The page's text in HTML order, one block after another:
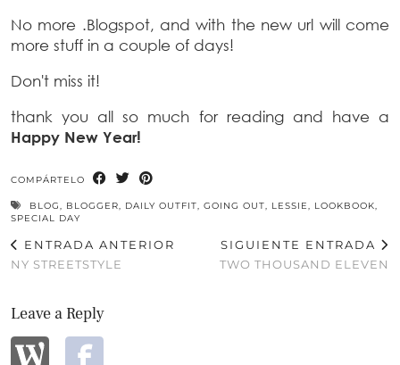
No more .Blogspot, and with the new url will come
more stuff in a couple of days!
Don't miss it!
thank you all so much for reading and have a
Happy New Year!
COMPÁRTELO
BLOG, BLOGGER, DAILY OUTFIT, GOING OUT, LESSIE, LOOKBOOK,
SPECIAL DAY
ENTRADA ANTERIOR
NY STREETSTYLE
SIGUIENTE ENTRADA
TWO THOUSAND ELEVEN
Leave a Reply